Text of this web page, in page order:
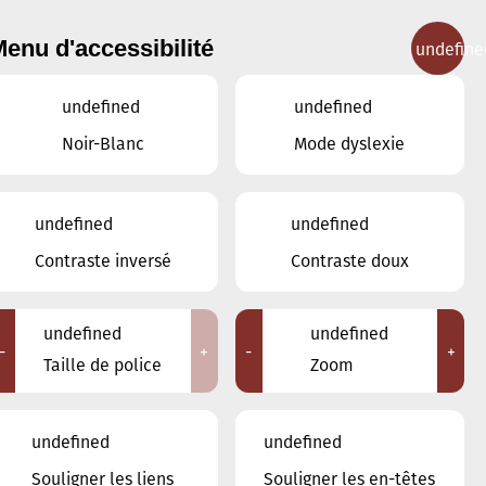
MUSICAL CONTACT
DÉCEMBRE
LUN MER VEN SAM
d'accessibilité
undefined
Noir-Blanc
undefined
Mode dyslexie
undefined
Contraste inversé
undefined
Contraste doux
-
undefined
Taille de police
+ -
undefined
Zoom
+
undefined
Souligner les liens
undefined
Souligner les en-têtes